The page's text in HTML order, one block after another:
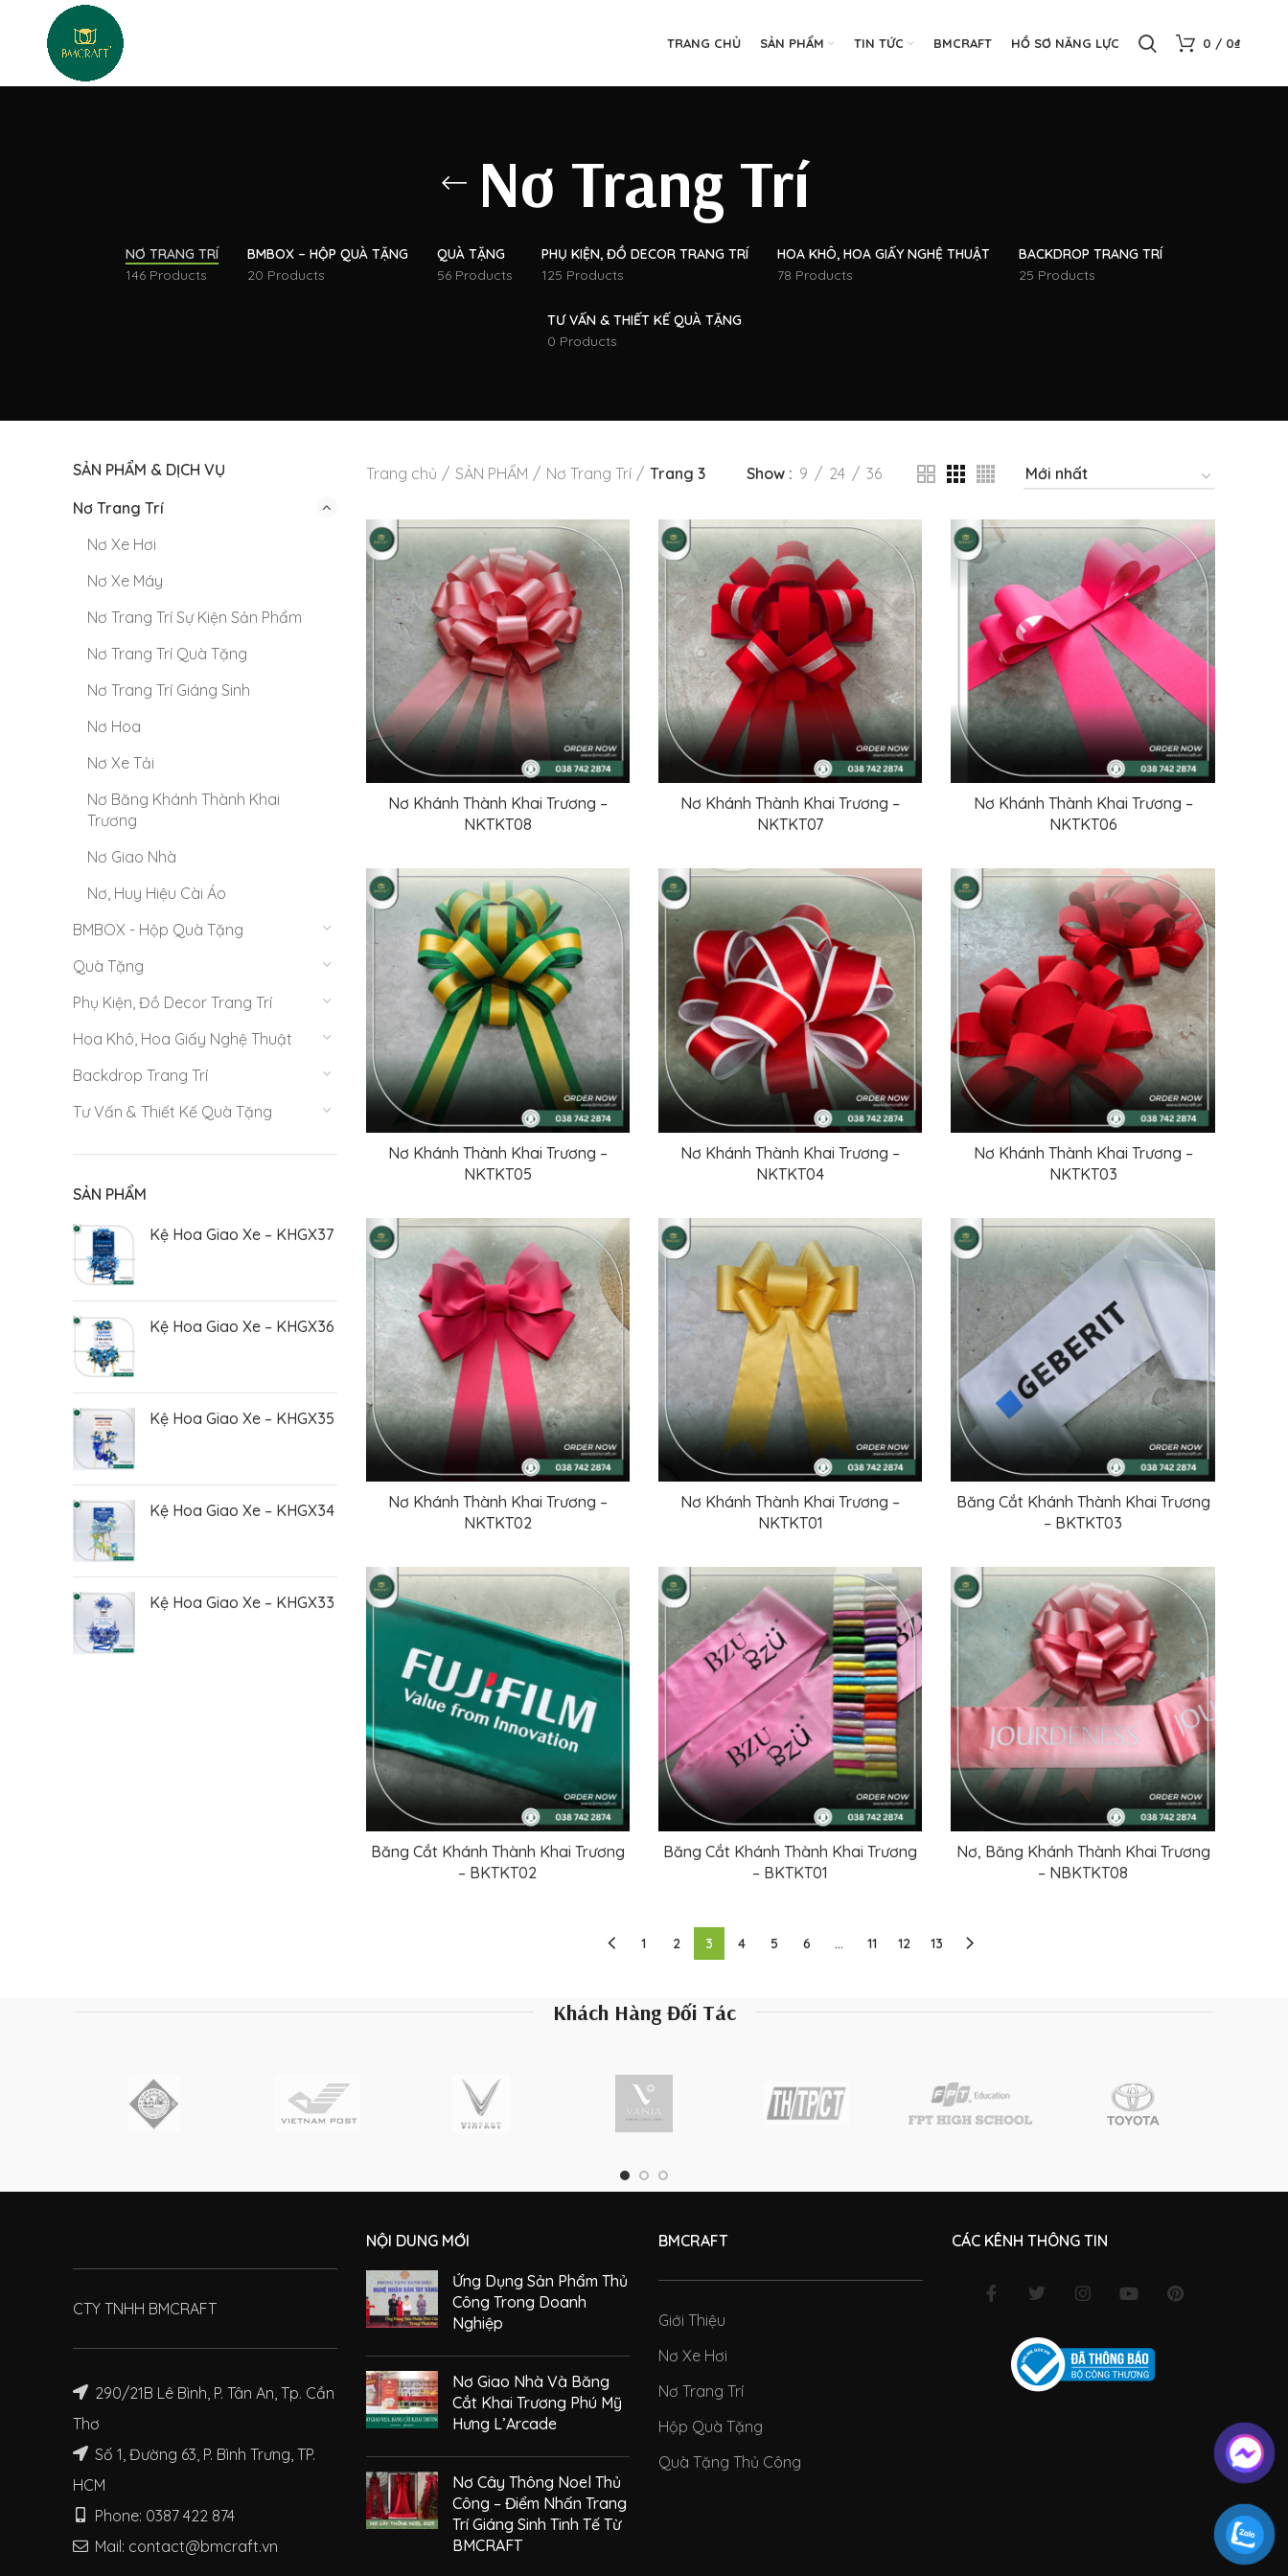
TRANG CHỦ SẢN PHẨM TIN TỨC BMCRAFT HỒ SƠ NĂNG LỰC 0 / 0₫
Nơ Trang Trí
NƠ TRANG TRÍ
146 Products
BMBOX – HỘP QUÀ TẶNG
20 Products
QUÀ TẶNG
56 Products
PHỤ KIỆN, ĐỒ DECOR TRANG TRÍ
125 Products
HOA KHÔ, HOA GIẤY NGHỆ THUẬT
78 Products
BACKDROP TRANG TRÍ
25 Products
TƯ VẤN & THIẾT KẾ QUÀ TẶNG
0 Products
SẢN PHẨM & DỊCH VỤ
Nơ Trang Trí
Nơ Xe Hơi
Nơ Xe Máy
Nơ Trang Trí Sự Kiện Sản Phẩm
Nơ Trang Trí Quà Tặng
Nơ Trang Trí Giáng Sinh
Nơ Hoa
Nơ Xe Tải
Nơ Băng Khánh Thành Khai
Trương
Nơ Giao Nhà
Nơ, Huy Hiệu Cài Áo
BMBOX - Hộp Quà Tặng
Quà Tặng
Phụ Kiện, Đồ Decor Trang Trí
Hoa Khô, Hoa Giấy Nghệ Thuật
Backdrop Trang Trí
Tư Vấn & Thiết Kế Quà Tặng
SẢN PHẨM
Kệ Hoa Giao Xe – KHGX37
Kệ Hoa Giao Xe – KHGX36
Kệ Hoa Giao Xe – KHGX35
Kệ Hoa Giao Xe – KHGX34
Kệ Hoa Giao Xe – KHGX33
Trang chủ SẢN PHẨM Nơ Trang Trí Trang 3 Show 9 24 36
ĐỌC TIẾP
Nơ Khánh Thành Khai Trương –
NKTKT08
ĐỌC TIẾP
Nơ Khánh Thành Khai Trương –
NKTKT07
ĐỌC TIẾP
Nơ Khánh Thành Khai Trương –
NKTKT06
ĐỌC TIẾP
Nơ Khánh Thành Khai Trương –
NKTKT05
ĐỌC TIẾP
Nơ Khánh Thành Khai Trương –
NKTKT04
ĐỌC TIẾP
Nơ Khánh Thành Khai Trương –
NKTKT03
ĐỌC TIẾP
Nơ Khánh Thành Khai Trương –
NKTKT02
ĐỌC TIẾP
Nơ Khánh Thành Khai Trương –
NKTKT01
ĐỌC TIẾP
Băng Cắt Khánh Thành Khai Trương
– BKTKT03
ĐỌC TIẾP
Băng Cắt Khánh Thành Khai Trương
– BKTKT02
ĐỌC TIẾP
Băng Cắt Khánh Thành Khai Trương
– BKTKT01
ĐỌC TIẾP
Nơ, Băng Khánh Thành Khai Trương
– NBKTKT08
1 2 3 4 5 6 … 11 12 13
Khách Hàng Đối Tác
CTY TNHH BMCRAFT
290/21B Lê Bình, P. Tân An, Tp. Cần
Thơ
Số 1, Đường 63, P. Bình Trưng, TP.
HCM
Phone: 0387 422 874
Mail: contact@bmcraft.vn
NỘI DUNG MỚI
Ứng Dụng Sản Phẩm Thủ
Công Trong Doanh
Nghiệp
Nơ Giao Nhà Và Băng
Cắt Khai Trương Phú Mỹ
Hưng L’Arcade
Nơ Cây Thông Noel Thủ
Công – Điểm Nhấn Trang
Trí Giáng Sinh Tinh Tế Từ
BMCRAFT
BMCRAFT
Giới Thiệu
Nơ Xe Hơi
Nơ Trang Trí
Hộp Quà Tặng
Quà Tặng Thủ Công
CÁC KÊNH THÔNG TIN